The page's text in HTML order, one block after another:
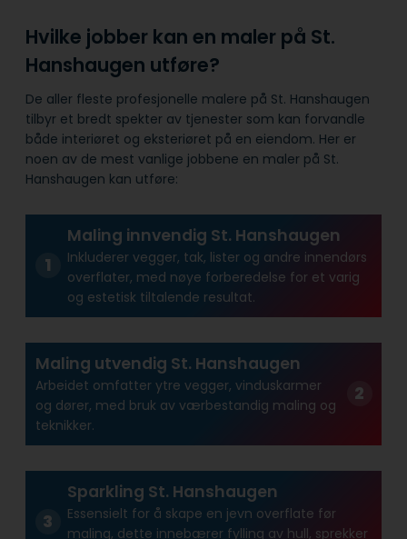
Hvilke jobber kan en maler på St.
Hanshaugen utføre?
De aller fleste profesjonelle malere på St. Hanshaugen
tilbyr et bredt spekter av tjenester som kan forvandle
både interiøret og eksteriøret på en eiendom. Her er
noen av de mest vanlige jobbene en maler på St.
Hanshaugen kan utføre:
Maling innvendig St. Hanshaugen
Inkluderer vegger, tak, lister og andre innendørs
overflater, med nøye forberedelse for et varig
og estetisk tiltalende resultat.
Maling utvendig St. Hanshaugen
Arbeidet omfatter ytre vegger, vinduskarmer
og dører, med bruk av værbestandig maling og
teknikker.
Sparkling St. Hanshaugen
Essensielt for å skape en jevn overflate før
maling, dette innebærer fylling av hull, sprekker